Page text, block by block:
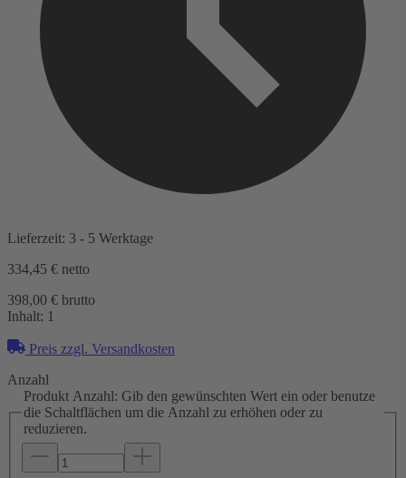
Lieferzeit: 3 - 5 Werktage
334,45 € netto
398,00 € brutto
Inhalt: 1
Preis zzgl. Versandkosten
Anzahl
Produkt Anzahl: Gib den gewünschten Wert ein oder benutze
die Schaltflächen um die Anzahl zu erhöhen oder zu
reduzieren.